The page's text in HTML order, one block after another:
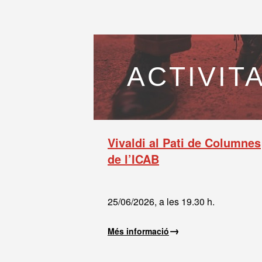
Vivaldi al Pati de Columnes
de l’ICAB
25/06/2026, a les 19.30 h.
Més informació→